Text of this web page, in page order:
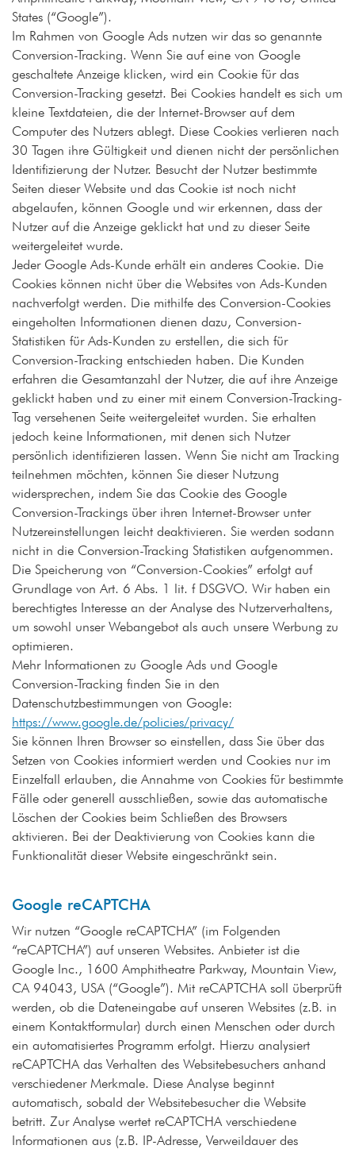
States (“Google”).
Im Rahmen von Google Ads nutzen wir das so genannte
Conversion-Tracking. Wenn Sie auf eine von Google
geschaltete Anzeige klicken, wird ein Cookie für das
Conversion-Tracking gesetzt. Bei Cookies handelt es sich um
kleine Textdateien, die der Internet-Browser auf dem
Computer des Nutzers ablegt. Diese Cookies verlieren nach
30 Tagen ihre Gültigkeit und dienen nicht der persönlichen
Identifizierung der Nutzer. Besucht der Nutzer bestimmte
Seiten dieser Website und das Cookie ist noch nicht
abgelaufen, können Google und wir erkennen, dass der
Nutzer auf die Anzeige geklickt hat und zu dieser Seite
weitergeleitet wurde.
Jeder Google Ads-Kunde erhält ein anderes Cookie. Die
Cookies können nicht über die Websites von Ads-Kunden
nachverfolgt werden. Die mithilfe des Conversion-Cookies
eingeholten Informationen dienen dazu, Conversion-
Statistiken für Ads-Kunden zu erstellen, die sich für
Conversion-Tracking entschieden haben. Die Kunden
erfahren die Gesamtanzahl der Nutzer, die auf ihre Anzeige
geklickt haben und zu einer mit einem Conversion-Tracking-
Tag versehenen Seite weitergeleitet wurden. Sie erhalten
jedoch keine Informationen, mit denen sich Nutzer
persönlich identifizieren lassen. Wenn Sie nicht am Tracking
teilnehmen möchten, können Sie dieser Nutzung
widersprechen, indem Sie das Cookie des Google
Conversion-Trackings über ihren Internet-Browser unter
Nutzereinstellungen leicht deaktivieren. Sie werden sodann
nicht in die Conversion-Tracking Statistiken aufgenommen.
Die Speicherung von “Conversion-Cookies” erfolgt auf
Grundlage von Art. 6 Abs. 1 lit. f DSGVO. Wir haben ein
berechtigtes Interesse an der Analyse des Nutzerverhaltens,
um sowohl unser Webangebot als auch unsere Werbung zu
optimieren.
Mehr Informationen zu Google Ads und Google
Conversion-Tracking finden Sie in den
Datenschutzbestimmungen von Google:
https://www.google.de/policies/privacy/
Sie können Ihren Browser so einstellen, dass Sie über das
Setzen von Cookies informiert werden und Cookies nur im
Einzelfall erlauben, die Annahme von Cookies für bestimmte
Fälle oder generell ausschließen, sowie das automatische
Löschen der Cookies beim Schließen des Browsers
aktivieren. Bei der Deaktivierung von Cookies kann die
Funktionalität dieser Website eingeschränkt sein.
Google reCAPTCHA
Wir nutzen “Google reCAPTCHA” (im Folgenden
“reCAPTCHA”) auf unseren Websites. Anbieter ist die
Google Inc., 1600 Amphitheatre Parkway, Mountain View,
CA 94043, USA (“Google”). Mit reCAPTCHA soll überprüft
werden, ob die Dateneingabe auf unseren Websites (z.B. in
einem Kontaktformular) durch einen Menschen oder durch
ein automatisiertes Programm erfolgt. Hierzu analysiert
reCAPTCHA das Verhalten des Websitebesuchers anhand
verschiedener Merkmale. Diese Analyse beginnt
automatisch, sobald der Websitebesucher die Website
betritt. Zur Analyse wertet reCAPTCHA verschiedene
Informationen aus (z.B. IP-Adresse, Verweildauer des